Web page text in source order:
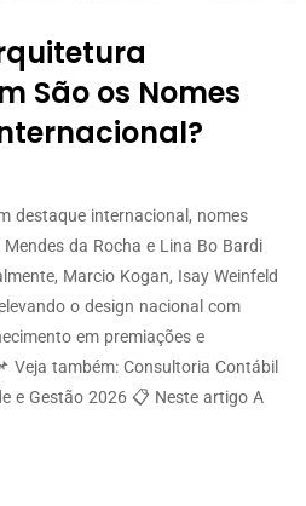
São os Nomes
destaque internacional, nomes
da Rocha e Lina Bo Bardi
Marcio Kogan, Isay Weinfeld
o design nacional com
em premiações e
Veja também: Consultoria Contábil
e Gestão 2026 📋 Neste artigo A